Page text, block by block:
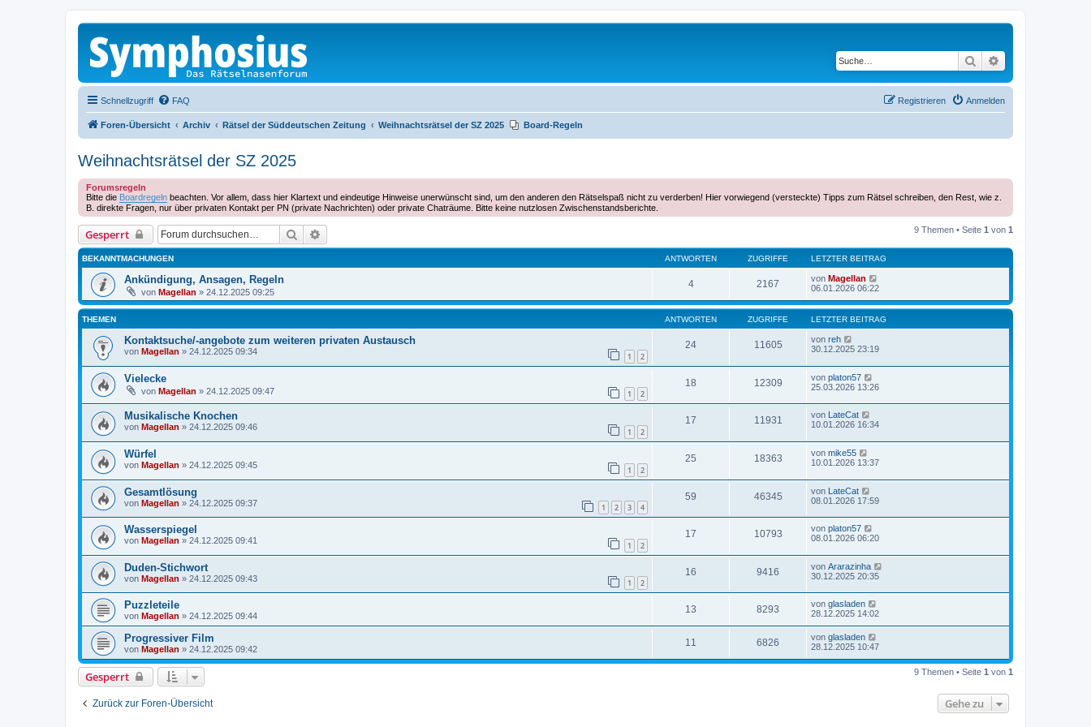
Suche
Schnellzugriff FAQ Anmelden
Registrieren
Foren-Übersicht Archiv Rätsel der Süddeutschen Zeitung Weihnachtsrätsel der SZ 2025 Board-Regeln
Weihnachtsrätsel der SZ 2025
Forumsregeln
Bitte die Boardregeln beachten. Vor allem, dass hier Klartext und eindeutige Hinweise unerwünscht sind, um den anderen den Rätselspaß nicht zu verderben! Hier vorwiegend (versteckte) Tipps zum Rätsel schreiben, den Rest, wie z.
B. direkte Fragen, nur über privaten Kontakt per PN (private Nachrichten) oder private Chaträume. Bitte keine nutzlosen Zwischenstandsberichte.
Gesperrt Suche 9 Themen • Seite 1 von 1
BEKANNTMACHUNGEN ANTWORTEN ZUGRIFFE LETZTER BEITRAG
Ankündigung, Ansagen, Regeln
von Magellan » 24.12.2025 09:25
4 2167 von Magellan
06.01.2026 06:22
THEMEN ANTWORTEN ZUGRIFFE LETZTER BEITRAG
Kontaktsuche/-angebote zum weiteren privaten Austausch
von Magellan » 24.12.2025 09:34 1 2
24 11605 von reh
30.12.2025 23:19
Vielecke
von Magellan » 24.12.2025 09:47 1 2
18 12309 von platon57
25.03.2026 13:26
Musikalische Knochen
von Magellan » 24.12.2025 09:46 1 2
17 11931 von
LateCat
10.01.2026 16:34
Würfel
von Magellan » 24.12.2025 09:45 1 2
25 18363 von mike55
10.01.2026 13:37
Gesamtlösung
von Magellan » 24.12.2025 09:37 1 2 3 4
59 46345 von LateCat
08.01.2026 17:59
Wasserspiegel
von Magellan » 24.12.2025 09:41 1 2
17 10793 von platon57
08.01.2026 06:20
Duden-Stichwort
von Magellan » 24.12.2025 09:43 1 2
16 9416 von Ararazinha
30.12.2025 20:35
Puzzleteile
von Magellan » 24.12.2025 09:44
13 8293 von glasladen
28.12.2025 14:02
Progressiver Film
von Magellan » 24.12.2025 09:42
11 6826 von glasladen
28.12.2025 10:47
Gesperrt 9 Themen • Seite 1 von 1
Zurück zur Foren-Übersicht Gehe zu